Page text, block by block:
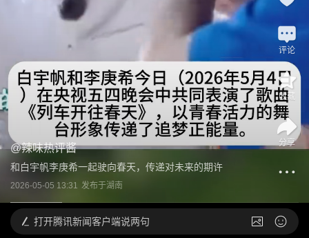
@辣味热评酱
和白宇帆李庚希一起驶向春天，传递对未来的期许
2026-05-05 13:31 发布于湖南
评论
收藏
分享
打开腾讯新闻客户端说两句